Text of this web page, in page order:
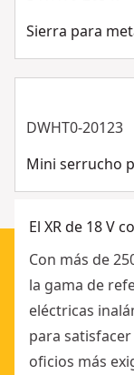
La mejor
mantiene la línea
ajustar
precisión en el
operación para
Sierra para
DWHT0-20123
Mini serrucho
El XR de 18 V
Con más de
la gama de
eléctricas
para
oficios más